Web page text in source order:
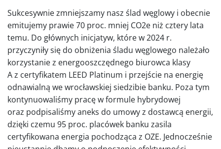
Sukcesywnie zmniejszamy nasz ślad węglowy i obecnie
emitujemy prawie 70 proc. mniej CO2e niż cztery lata
temu. Do głównych inicjatyw, które w 2024 r.
przyczyniły się do obniżenia śladu węglowego należało
korzystanie z energooszczędnego biurowca klasy
A z certyfikatem LEED Platinum i przejście na energię
odnawialną we wrocławskiej siedzibie banku. Poza tym
kontynuowaliśmy pracę w formule hybrydowej
oraz podpisaliśmy aneks do umowy z dostawcą energii,
dzięki czemu 95 proc. placówek banku zasila
certyfikowana energia pochodząca z OZE. Jednocześnie